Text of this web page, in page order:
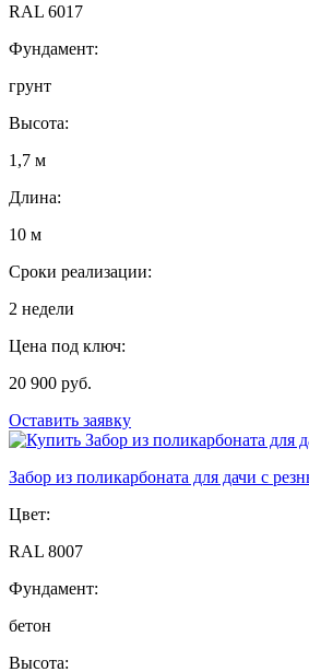
RAL 6017
Фундамент:
грунт
Высота:
1,7 м
Длина:
10 м
Сроки реализации:
2 недели
Цена под ключ:
20 900 руб.
Оставить заявку
Забор из поликарбоната для дачи с
Цвет:
RAL 8007
Фундамент:
бетон
Высота: